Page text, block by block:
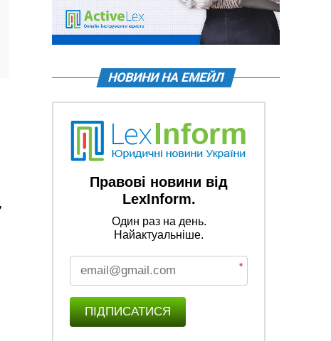
НОВИНИ НА ЕМЕЙЛ
Правові новини від
LexInform.
Один раз на день.
Найактуальніше.
*
ПІДПИСАТИСЯ